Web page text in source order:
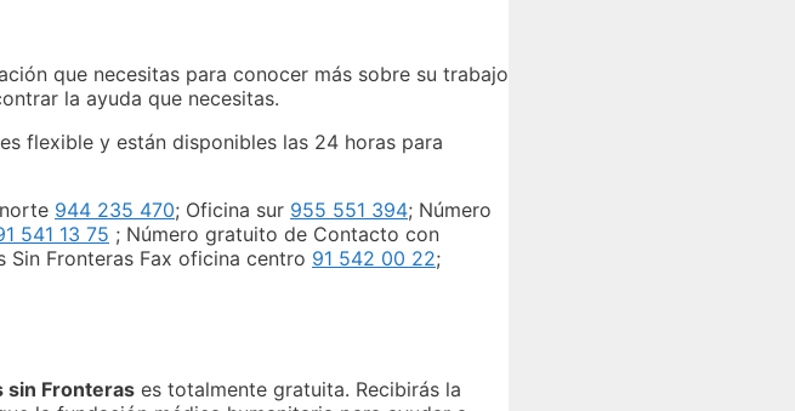
que necesitas para conocer más sobre su trabajo
la ayuda que necesitas.
es flexible y están disponibles las 24 horas para
944 235 470; Oficina sur 955 551 394; Número
541 13 75 ; Número gratuito de Contacto con
Sin Fronteras Fax oficina centro 91 542 00 22;
sin Fronteras es totalmente gratuita. Recibirás la